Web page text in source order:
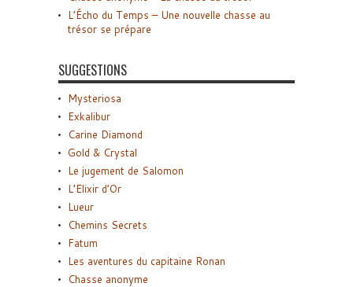
L’Écho du Temps – Une nouvelle chasse au
trésor se prépare
SUGGESTIONS
Mysteriosa
Exkalibur
Carine Diamond
Gold & Crystal
Le jugement de Salomon
L’Elixir d’Or
Lueur
Chemins Secrets
Fatum
Les aventures du capitaine Ronan
Chasse anonyme